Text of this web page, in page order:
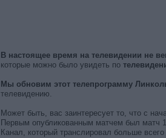
В настоящее время на телевидении не
которые можно было увидеть по
Мы обновим этот телепрограмму
телевидению.
Может быть, вас заинтересует то, что с
Первым опубликованным матчем был матч
Канал, который транслировал больше